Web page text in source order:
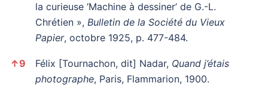
la curieuse ‘Machine à dessiner’ de G.-L.
Chrétien », Bulletin de la Société du Vieux
Papier, octobre 1925, p. 477-484.
↑9 Félix [Tournachon, dit] Nadar, Quand j’étais
photographe, Paris, Flammarion, 1900.